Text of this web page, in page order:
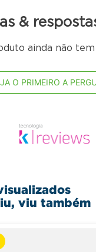
Capacidade para
Capacidade para
&
ainda não
O PRIMEIRO A
viu também